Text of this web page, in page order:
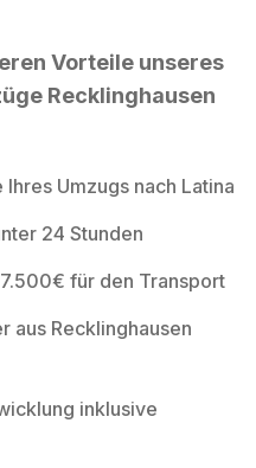
Vorteile unseres
Recklinghausen
Umzugs nach Latina
24 Stunden
für den Transport
aus Recklinghausen
inklusive